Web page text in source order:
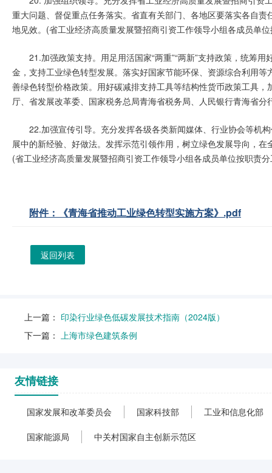
重大问题、督促重点任务落实。省直有关部门、各地区要落实各自
地见效。(省工业经济高质量发展暨招商引资工作领导小组各成员单
21.加强政策支持。用足用活国家“两重”“两新”支持政策，统筹
金，支持工业绿色转型发展。落实好国家节能环保、资源综合利用
善绿色转型价格政策。用好碳减排支持工具等结构性货币政策工具
厅、省发展改革委、国家税务总局青海省税务局、人民银行青海省
22.加强宣传引导。充分发挥各级各类新闻媒体、行业协会等机
展中的新经验、好做法。发挥示范引领作用，树立绿色发展导向，
(省工业经济高质量发展暨招商引资工作领导小组各成员单位按职责
附件：《青海省推动工业绿色转型实施方案》.pdf
返回列表
上一篇： 印染行业绿色低碳发展技术指南（2024版）
下一篇：
上海市绿色建筑条例
友情链接
国家发展和改革委员会 国家科技部 工业和信息化部
国家能源局 中关村国家自主创新示范区